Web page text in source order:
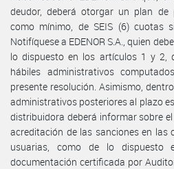
deudor, deberá otorgar un plan de
como mínimo, de SEIS (6) cuotas
Notifíquese a EDENOR S.A., quien
lo dispuesto en los artículos 1 y 2,
hábiles administrativos
presente resolución. Asimismo,
administrativos posteriores al plazo
distribuidora deberá informar sobre
acreditación de las sanciones en las
usuarias, como de lo dispuesto
documentación certificada por